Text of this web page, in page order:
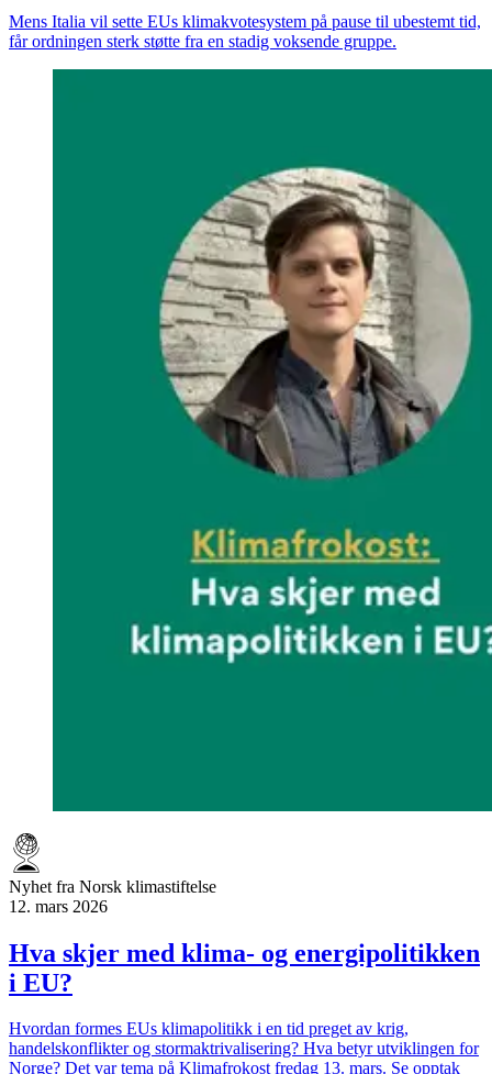
Mens Italia vil sette EUs klimakvotesystem på pause til ubestemt tid,
får ordningen sterk støtte fra en stadig voksende gruppe.
Nyhet fra Norsk klimastiftelse
12. mars 2026
Hva skjer med klima- og energipolitikken
i EU?
Hvordan formes EUs klimapolitikk i en tid preget av krig,
handelskonflikter og stormaktrivalisering? Hva betyr utviklingen for
Norge? Det var tema på Klimafrokost fredag 13. mars. Se opptak